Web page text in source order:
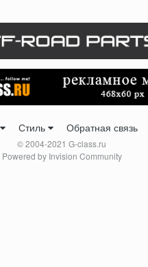
Стиль Обратная связь
© 2004-2021 G-class.ru
Powered by Invision Community